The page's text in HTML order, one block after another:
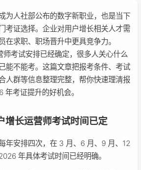
为人社部公布的数字新职业，也是当下
考证选择。企业对用户增长相关人才需
在求职、职场晋升中更具竞争力。
考试安排已经确定，很多人关心什么
能不能考。这篇文章把报考条件、考试
人群等信息整理完整，帮你快速理清报
考证提升的好机会。
长运营师考试时间已定
年安排四次，在 3 月、6 月、9 月、12
年具体考试时间已经明确。